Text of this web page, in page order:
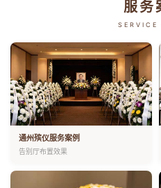
服务
SERVICE
通州殡仪服务案例
告别厅布置效果